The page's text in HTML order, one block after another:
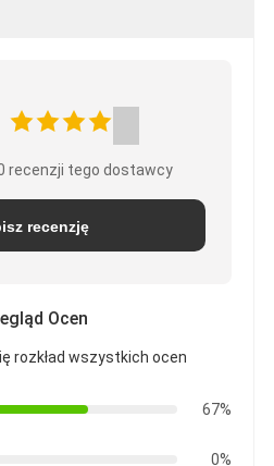
recenzji tego dostawcy
recenzję
Ocen
rozkład wszystkich ocen
67%
0%